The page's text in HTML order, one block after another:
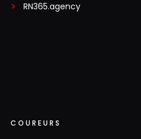
RN365.agency
COUREURS